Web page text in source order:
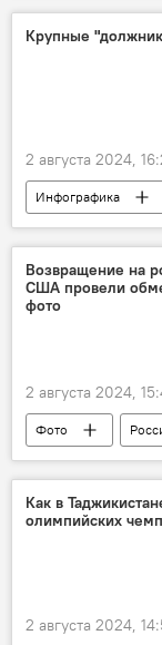
Новости Худжанда
Крупные
2 августа 2024,
Инфографика
Промышленность
Возвращение на
США провели
фото
2 августа 2024,
Фото
Общество
Как в
олимпийских
2 августа 2024,